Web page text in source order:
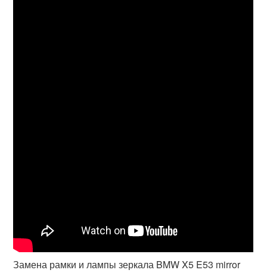
Замена рамки и лампы зеркала BMW X5 E53 mirror